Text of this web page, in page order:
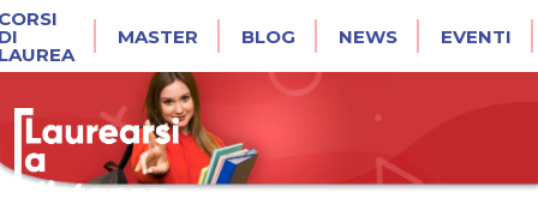
MASTER BLOG NEWS EVENTI